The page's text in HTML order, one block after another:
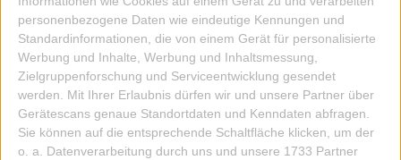
personenbezogene Daten wie eindeutige Kennungen und
Standardinformationen, die von einem Gerät für personalisierte
Werbung und Inhalte, Werbung und Inhaltsmessung,
Zielgruppenforschung und Serviceentwicklung gesendet
werden. Mit Ihrer Erlaubnis dürfen wir und unsere Partner über
Gerätescans genaue Standortdaten und Kenndaten abfragen.
Sie können auf die entsprechende Schaltfläche klicken, um der
o. a. Datenverarbeitung durch uns und unsere 1733 Partner
ZUM ARTIKEL